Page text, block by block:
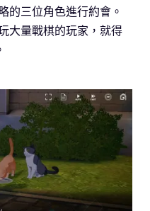
的三位角色進行約會。
大量戰棋的玩家，就得